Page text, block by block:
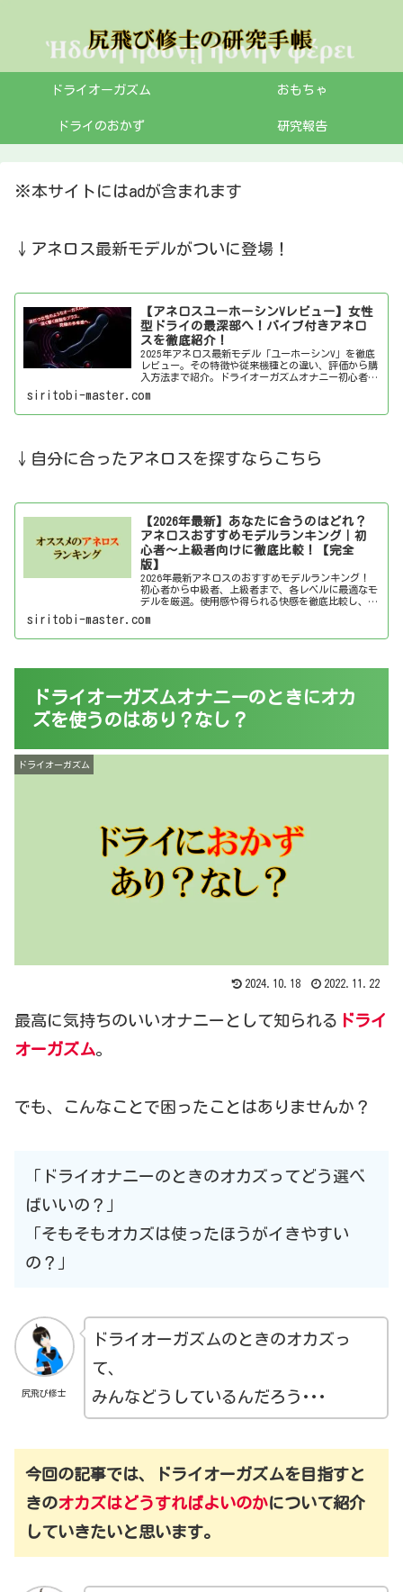
ドライオーガズム おもちゃ
ドライのおかず 研究報告
※本サイトにはadが含まれます
↓アネロス最新モデルがついに登場！
【アネロスユーホーシンVレビュー】女性
型ドライの最深部へ！バイブ付きアネロ
スを徹底紹介！
2025年アネロス最新モデル「ユーホーシンV」を徹底
レビュー。その特徴や従来機種との違い、評価から購
入方法まで紹介。ドライオーガズムオナニー初心者か
siritobi-master.com
↓自分に合ったアネロスを探すならこちら
【2026年最新】あなたに合うのはどれ？
アネロスおすすめモデルランキング｜初
心者～上級者向けに徹底比較！【完全
版】
2026年最新アネロスのおすすめモデルランキング！
初心者から中級者、上級者まで、各レベルに最適なモ
デルを厳選。使用感や得られる快感を徹底比較し、あ
siritobi-master.com
ドライオーガズムオナニーのときにオカ
ズを使うのはあり？なし？
ドライオーガズム
2024.10.18 2022.11.22
最高に気持ちのいいオナニーとして知られる ドライ
オーガズム。
でも、こんなことで困ったことはありませんか？
「ドライオナニーのときのオカズってどう選べ
ばいいの？」
「そもそもオカズは使ったほうがイきやすい
の？」
尻飛び修士
ドライオーガズムのときのオカズっ
て、
みんなどうしているんだろう･･･
今回の記事では、ドライオーガズムを目指すと
きのオカズはどうすればよいのかについて紹介
していきたいと思います。